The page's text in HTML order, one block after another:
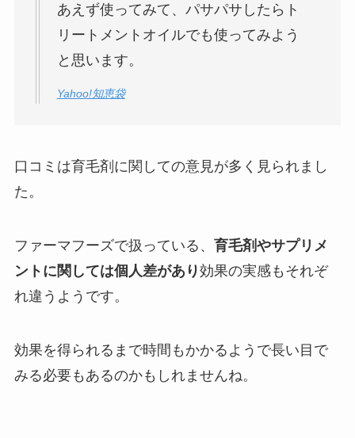
あえず使ってみて、パサパサしたらト
リートメントオイルでも使ってみよう
と思います。
Yahoo!知恵袋
口コミは育毛剤に関しての意見が多く見られまし
た。
ファーマフーズで扱っている、 育毛剤やサプリメ
ントに関しては個人差があり効果の実感もそれぞ
れ違うようです。
効果を得られるまで時間もかかるようで長い目で
みる必要もあるのかもしれませんね。